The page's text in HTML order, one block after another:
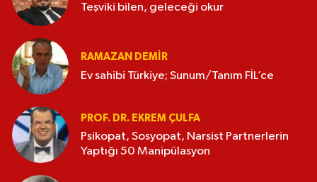
Teşviki bilen, geleceği okur
RAMAZAN DEMİR
Ev sahibi Türkiye; Sunum/Tanım FİL’ce
PROF. DR. EKREM ÇULFA
Psikopat, Sosyopat, Narsist Partnerlerin
Yaptığı 50 Manipülasyon